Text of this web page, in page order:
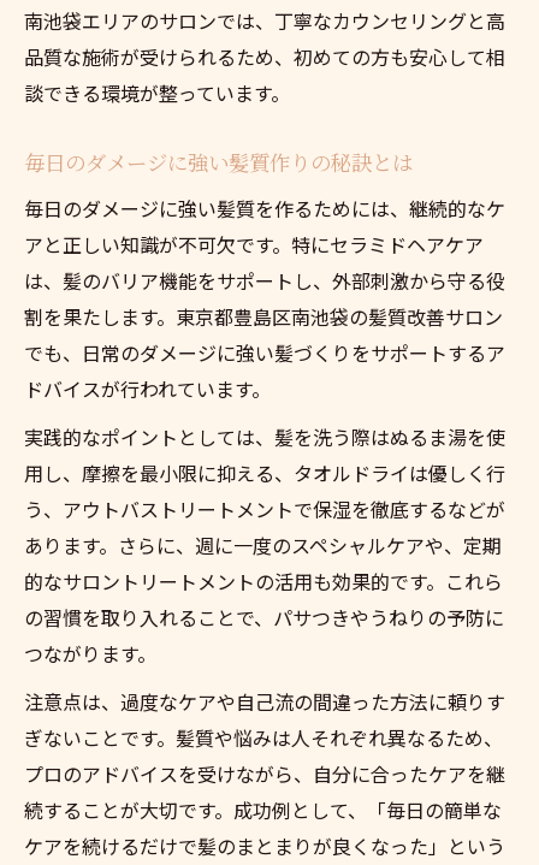
南池袋エリアのサロンでは、丁寧なカウンセリングと高
品質な施術が受けられるため、初めての方も安心して相
談できる環境が整っています。
毎日のダメージに強い髪質作りの秘訣とは
毎日のダメージに強い髪質を作るためには、継続的なケ
アと正しい知識が不可欠です。特にセラミドヘアケア
は、髪のバリア機能をサポートし、外部刺激から守る役
割を果たします。東京都豊島区南池袋の髪質改善サロン
でも、日常のダメージに強い髪づくりをサポートするア
ドバイスが行われています。
実践的なポイントとしては、髪を洗う際はぬるま湯を使
用し、摩擦を最小限に抑える、タオルドライは優しく行
う、アウトバストリートメントで保湿を徹底するなどが
あります。さらに、週に一度のスペシャルケアや、定期
的なサロントリートメントの活用も効果的です。これら
の習慣を取り入れることで、パサつきやうねりの予防に
つながります。
注意点は、過度なケアや自己流の間違った方法に頼りす
ぎないことです。髪質や悩みは人それぞれ異なるため、
プロのアドバイスを受けながら、自分に合ったケアを継
続することが大切です。成功例として、「毎日の簡単な
ケアを続けるだけで髪のまとまりが良くなった」という